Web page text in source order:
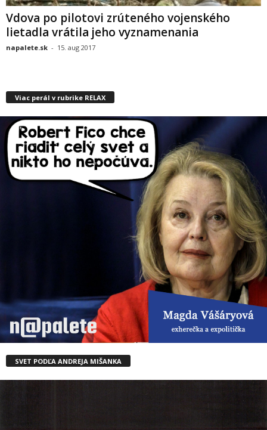
Vdova po pilotovi zrúteného vojenského
lietadla vrátila jeho vyznamenania
napalete.sk - 15. aug 2017
Viac perál v rubrike RELAX
SVET PODĽA ANDREJA MIŠANKA